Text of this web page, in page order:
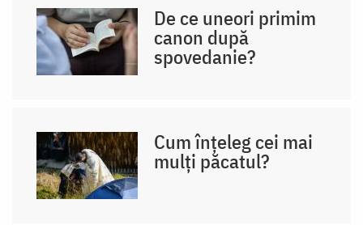
De ce uneori primim
canon după
spovedanie?
Cum înțeleg cei mai
mulți păcatul?